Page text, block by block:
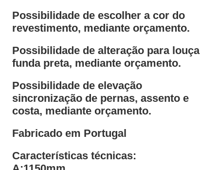
Possibilidade de escolher a cor do
revestimento, mediante orçamento.
Possibilidade de alteração para louça
funda preta, mediante orçamento.
Possibilidade de elevação
sincronização de pernas, assento e
costa, mediante orçamento.
Fabricado em Portugal
Características técnicas: